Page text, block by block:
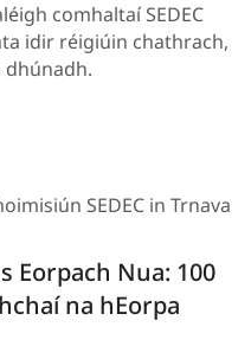
comhaltaí SEDEC
idir réigiúin chathrach,
Eorpach Nua: 100
na hEorpa